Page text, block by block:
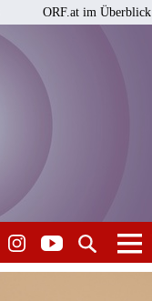
ORF.at im Überblick